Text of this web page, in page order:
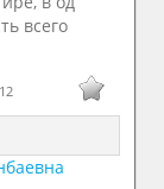
всего